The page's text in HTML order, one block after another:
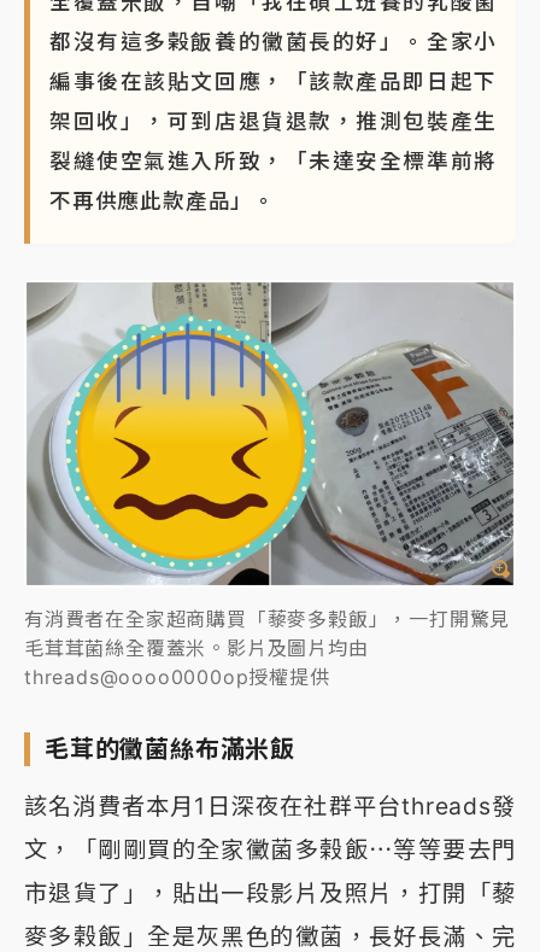
都沒有這多榖飯養的黴菌長的好」。全家小
編事後在該貼文回應，「該款產品即日起下
架回收」，可到店退貨退款，推測包裝產生
裂縫使空氣進入所致，「未達安全標準前將
不再供應此款產品」。
有消費者在全家超商購買「藜麥多榖飯」，一打開驚見
毛茸茸菌絲全覆蓋米。影片及圖片均由
threads@oooo0000op授權提供
毛茸的黴菌絲布滿米飯
該名消費者本月1日深夜在社群平台threads發
文，「剛剛買的全家黴菌多榖飯⋯等等要去門
市退貨了」，貼出一段影片及照片，打開「藜
麥多榖飯」全是灰黑色的黴菌，長好長滿、完